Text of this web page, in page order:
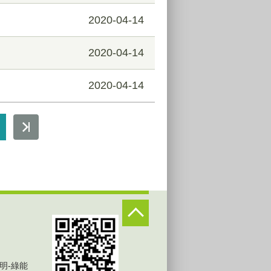
2020-04-14
2020-04-14
2020-04-14
-綠能